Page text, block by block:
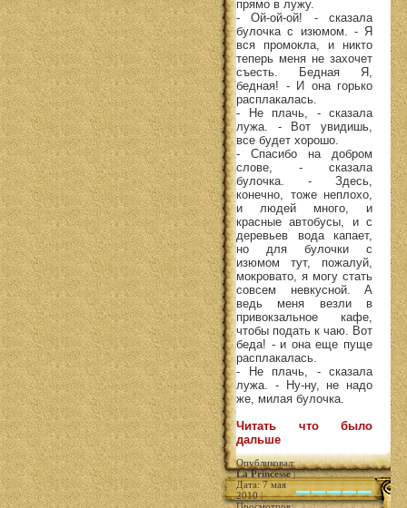
прямо в лужу.
- Ой-ой-ой! - сказала
булочка с изюмом. - Я
вся промокла, и никто
теперь меня не захочет
съесть. Бедная Я,
бедная! - И она горько
расплакалась.
- Не плачь, - сказала
лужа. - Вот увидишь,
все будет хорошо.
- Спасибо на добром
слове, - сказала
булочка. - Здесь,
конечно, тоже неплохо,
и людей много, и
красные автобусы, и с
деревьев вода капает,
но для булочки с
изюмом тут, пожалуй,
мокровато, я могу стать
совсем невкусной. А
ведь меня везли в
привокзальное кафе,
чтобы подать к чаю. Вот
беда! - и она еще пуще
расплакалась.
- Не плачь, - сказала
лужа. - Ну-ну, не надо
же, милая булочка.
Читать что было
дальше
Опубликовал:
La Princesse|
Дата: 7 мая
2010 |